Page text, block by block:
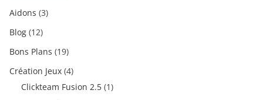
Aidons (3)
Blog (12)
Bons Plans (19)
Création Jeux (4)
Clickteam Fusion 2.5 (1)